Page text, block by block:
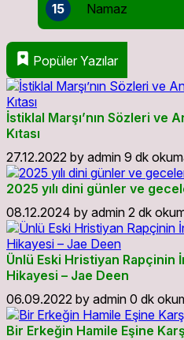
15 Namaz
Popüler Yazılar
İstiklal Marşı’nın Sözleri ve
Kıtası
27.12.2022 by admin 9 dk
2025 yılı dini günler ve
08.12.2024 by admin 2 dk
Ünlü Eski Hristiyan Rapçinin
Hikayesi – Jae Deen
06.09.2022 by admin 0 dk
Bir Erkeğin Hamile Eşine